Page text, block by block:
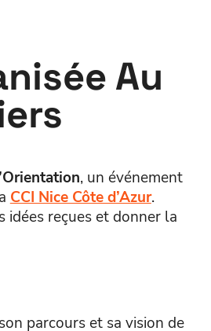
Au
, un événement
CCI Nice Côte d’Azur.
idées reçues et donner la
parcours et sa vision de